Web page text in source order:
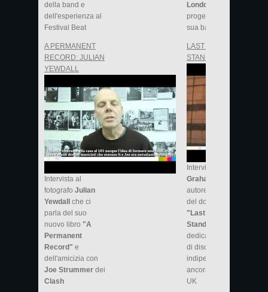
della band e
dell'esperienza al
Festival Beat
London"
progetti futuri della
sua band...
A PERMANENT
RECORD: JULIAN
YEWDALL
Intervista al
fotografo Julian
Yewdall
che ci
parla del suo
nuovo libro "A
Permanent
Record" e
dell'amicizia con
Joe Strummer dei
Clash
LAST SHOP
STANDING
Intervista a
Graham Jones
autore del saggio e
del documentario
"Last Shop
Standing"
dedicato ai negozi
di dischi
indipendenti che
ancora resistono in
UK